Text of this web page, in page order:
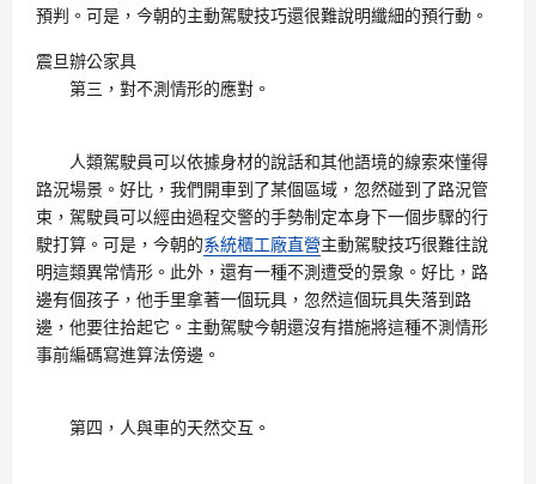
預判。可是，今朝的主動駕駛技巧還很難說明纖細的預行動。
震旦辦公家具
第三，對不測情形的應對。
人類駕駛員可以依據身材的說話和其他語境的線索來懂得
路況場景。好比，我們開車到了某個區域，忽然碰到了路況管
束，駕駛員可以經由過程交警的手勢制定本身下一個步驟的行
駛打算。可是，今朝的系統櫃工廠直營主動駕駛技巧很難往說
明這類異常情形。此外，還有一種不測遭受的景象。好比，路
邊有個孩子，他手里拿著一個玩具，忽然這個玩具失落到路
邊，他要往拾起它。主動駕駛今朝還沒有措施將這種不測情形
事前編碼寫進算法傍邊。
第四，人與車的天然交互。